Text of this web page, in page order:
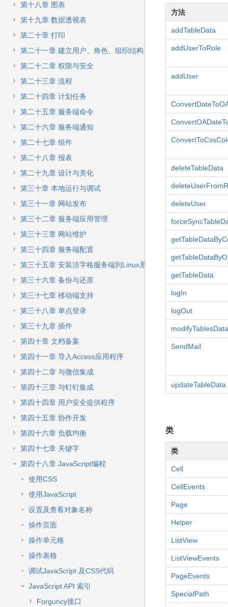
第十八章 图表
第十九章 数据透视表
第二十章 打印
第二十一章 建立用户、角色、组织结构
第二十二章 权限与安全
第二十三章 流程
第二十四章 计划任务
第二十五章 服务端命令
第二十六章 服务端通知
第二十七章 组件
第二十八章 报表
第二十九章 设计与美化
第三十章 本地运行与调试
第三十一章 网站发布
第三十二章 服务端应用管理
第三十三章 网站维护
第三十四章 服务端配置
第三十五章 安装活字格服务端到Linux系统
第三十六章 备份与还原
第三十七章 移动端支持
第三十八章 单点登录
第三十九章 插件
第四十章 文档备案
第四十一章 导入Access应用程序
第四十二章 与微信集成
第四十三章 与钉钉集成
第四十四章 用户安全提供程序
第四十五章 协作开发
第四十六章 负载均衡
第四十七章 关键字
第四十八章 JavaScript编程
使用CSS
使用JavaScript
设置及查看对象名称
操作页面
操作单元格
操作表格
调试JavaScript 及CSS代码
JavaScript API 索引
Forguncy接口
方法
addTableData
addUserToRole
addUser
deleteTableData
deleteUser
getTableData
logIn
logOut
modifyTablesData
SendMail
updateTableData
类
类
Cell
CellEvents
Page
Helper
ListView
ListViewEvents
PageEvents
SpecialPath